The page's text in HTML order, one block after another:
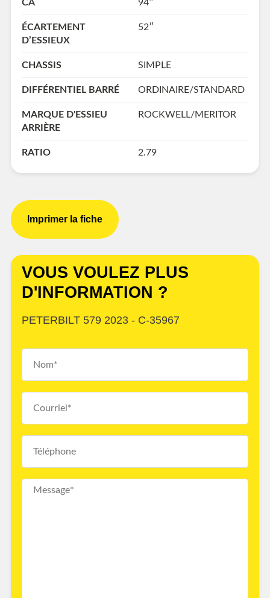
CA 94″
ÉCARTEMENT
D’ESSIEUX
52″
CHASSIS SIMPLE
DIFFÉRENTIEL BARRÉ ORDINAIRE/STANDARD
MARQUE D'ESSIEU
ARRIÈRE
ROCKWELL/MERITOR
RATIO 2.79
Imprimer la fiche
VOUS VOULEZ PLUS
D'INFORMATION ?
PETERBILT 579 2023 - C-35967